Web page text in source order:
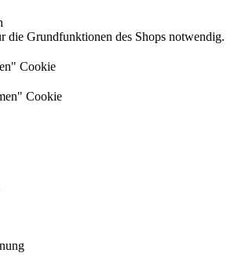
die Grundfunktionen des Shops notwendig.
Cookie
Cookie